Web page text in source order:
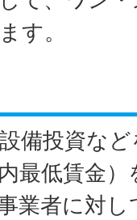
す。
備投資な
最低賃金
業者に対